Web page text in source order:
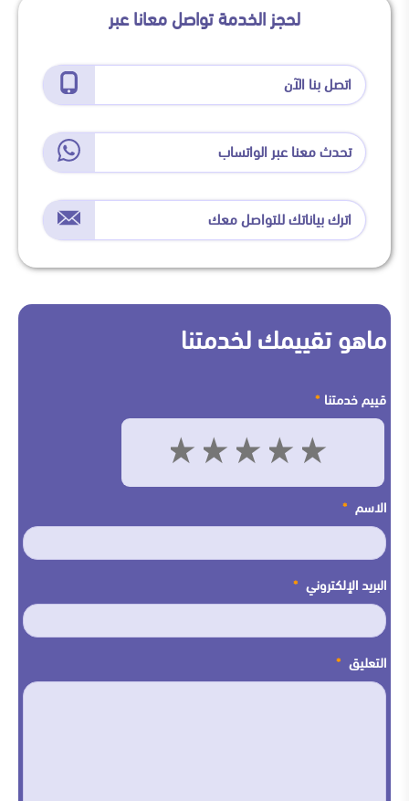
لحجز الخدمة تواصل معانا عبر
اتصل بنا الآن
تحدث معنا عبر الواتساب
اترك بياناتك للتواصل معك
ماهو تقييمك لخدمتنا
قييم خدمتنا *
4 3 2 1
الاسم *
البريد الإلكتروني *
التعليق *